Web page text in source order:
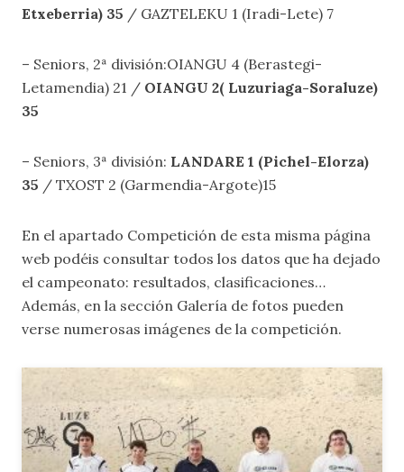
Etxeberria) 35 / GAZTELEKU 1 (Iradi-Lete) 7
– Seniors, 2ª división:OIANGU 4 (Berastegi-
Letamendia) 21 / OIANGU 2( Luzuriaga-Soraluze)
35
– Seniors, 3ª división: LANDARE 1 (Pichel-Elorza)
35 / TXOST 2 (Garmendia-Argote)15
En el apartado Competición de esta misma página
web podéis consultar todos los datos que ha dejado
el campeonato: resultados, clasificaciones…
Además, en la sección Galería de fotos pueden
verse numerosas imágenes de la competición.